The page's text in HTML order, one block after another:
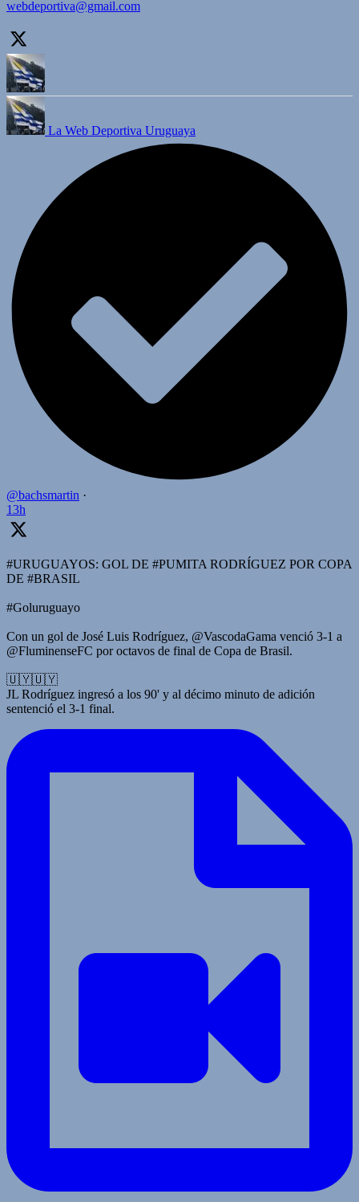
webdeportiva@gmail.com
La Web Deportiva Uruguaya
@bachsmartin ·
13h
#URUGUAYOS: GOL DE #PUMITA RODRÍGUEZ POR COPA
DE #BRASIL
#Goluruguayo
Con un gol de José Luis Rodríguez, @VascodaGama venció 3-1 a
@FluminenseFC por octavos de final de Copa de Brasil.
🇺🇾🇺🇾
JL Rodríguez ingresó a los 90' y al décimo minuto de adición
sentenció el 3-1 final.